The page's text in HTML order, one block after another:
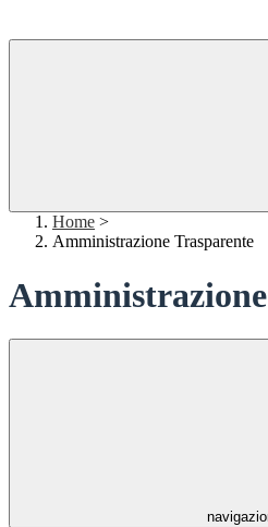
Home >
Amministrazione Trasparente